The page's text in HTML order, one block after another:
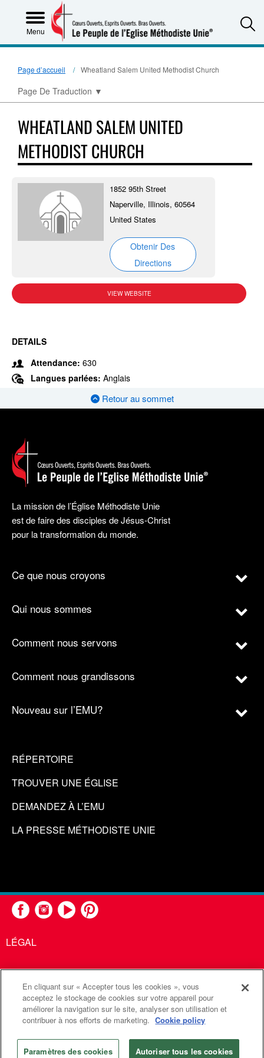
Menu
Page d’accueil Wheatland Salem United Methodist Church
Page De Traduction ▼
WHEATLAND SALEM UNITED
METHODIST CHURCH
1852 95th Street
Naperville, Illinois, 60564
United States
Obtenir Des
Directions
VIEW WEBSITE
DETAILS
Attendance: 630
Langues parlées: Anglais
Retour au sommet
La mission de l’Église Méthodiste Unie
est de faire des disciples de Jésus-Christ
pour la transformation du monde.
Ce que nous croyons
Qui nous sommes
Comment nous servons
Comment nous grandissons
Nouveau sur l’EMU?
RÉPERTOIRE
TROUVER UNE ÉGLISE
DEMANDEZ À L’EMU
LA PRESSE MÉTHODISTE UNIE
LÉGAL
United Methodist Communications est une agence de l'Église
Méthodiste Unie
Communications Méthodistes Unies. Tous droits
réservés
En cliquant sur « Accepter tous les cookies », vous
acceptez le stockage de cookies sur votre appareil pour
améliorer la navigation sur le site, analyser son utilisation et
contribuer à nos efforts de marketing. Cookie policy
Paramètres des cookies Autoriser tous les cookies